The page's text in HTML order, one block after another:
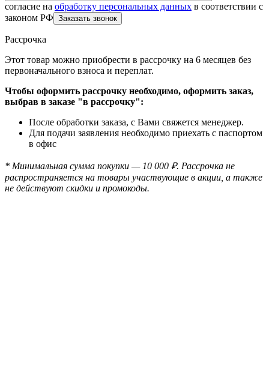
согласие на обработку персональных данных в соответствии с
законом РФ
Рассрочка
Этот товар можно приобрести в рассрочку на 6 месяцев без
первоначального взноса и переплат.
Чтобы оформить рассрочку необходимо, оформить заказ,
выбрав в заказе "в рассрочку":
После обработки заказа, с Вами свяжется менеджер.
Для подачи заявления необходимо приехать с паспортом
в офис
* Минимальная сумма покупки — 10 000 ₽. Рассрочка не
распространяется на товары участвующие в акции, а также
не действуют скидки и промокоды.